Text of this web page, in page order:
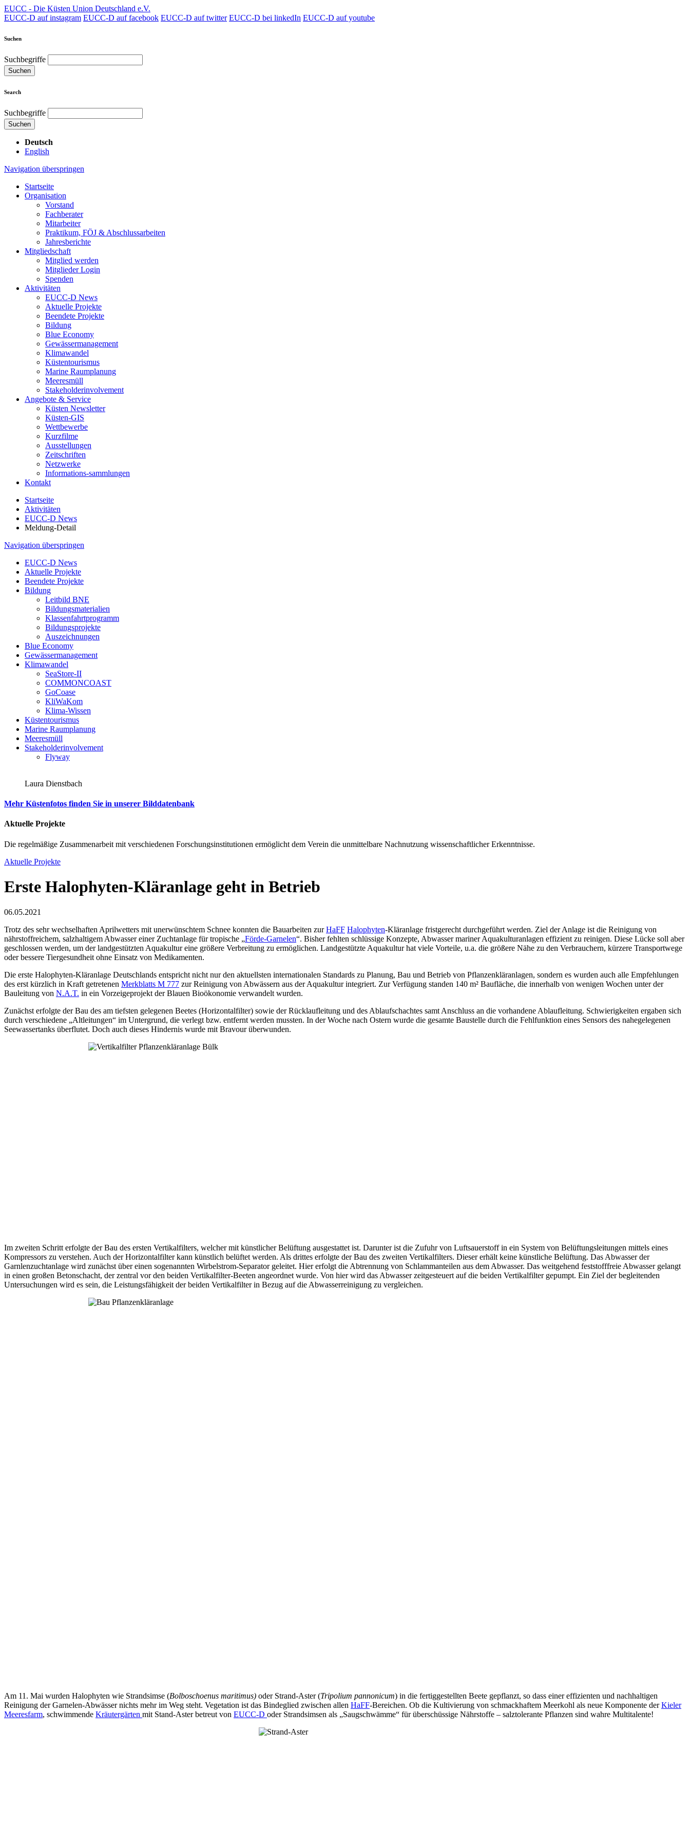
EUCC - Die Küsten Union Deutschland e.V.
EUCC-D auf instagram EUCC-D auf facebook EUCC-D auf twitter EUCC-D bei linkedIn EUCC-D auf youtube
Suchen
Suchbegriffe
Suchen
Search
Suchbegriffe
Suchen
Deutsch
English
Navigation überspringen
Startseite
Organisation
Vorstand
Fachberater
Mitarbeiter
Praktikum, FÖJ & Abschlussarbeiten
Jahresberichte
Mitgliedschaft
Mitglied werden
Mitglieder Login
Spenden
Aktivitäten
EUCC-D News
Aktuelle Projekte
Beendete Projekte
Bildung
Blue Economy
Gewässermanagement
Klimawandel
Küstentourismus
Marine Raumplanung
Meeresmüll
Stakeholderinvolvement
Angebote & Service
Küsten Newsletter
Küsten-GIS
Wettbewerbe
Kurzfilme
Ausstellungen
Zeitschriften
Netzwerke
Informations-sammlungen
Kontakt
Startseite
Aktivitäten
EUCC-D News
Meldung-Detail
Navigation überspringen
EUCC-D News
Aktuelle Projekte
Beendete Projekte
Bildung
Leitbild BNE
Bildungsmaterialien
Klassenfahrtprogramm
Bildungsprojekte
Auszeichnungen
Blue Economy
Gewässermanagement
Klimawandel
SeaStore-II
COMMONCOAST
GoCoase
KliWaKom
Klima-Wissen
Küstentourismus
Marine Raumplanung
Meeresmüll
Stakeholderinvolvement
Flyway
Laura Dienstbach
Mehr Küstenfotos finden Sie in unserer Bilddatenbank
Aktuelle Projekte
Die regelmäßige Zusammenarbeit mit verschiedenen Forschungsinstitutionen ermöglicht dem Verein die unmittelbare Nachnutzung wissenschaftlicher Erkenntnisse.
Aktuelle Projekte
Erste Halophyten-Kläranlage geht in Betrieb
06.05.2021
Trotz des sehr wechselhaften Aprilwetters mit unerwünschtem Schnee konnten die Bauarbeiten zurHaFF Halophyten-Kläranlage fristgerecht durchgeführt werden. Ziel der Anlage ist die Reinigung von
nährstoffreichem, salzhaltigem Abwasser einer Zuchtanlage für tropische „Förde-Garnelen“. Bisher fehlten schlüssige Konzepte, Abwasser mariner Aquakulturanlagen effizient zu reinigen. Diese Lücke soll aber
geschlossen werden, um der landgestützten Aquakultur eine größere Verbreitung zu ermöglichen. Landgestützte Aquakultur hat viele Vorteile, u.a. die größere Nähe zu den Verbrauchern, kürzere Transportwege
oder bessere Tiergesundheit ohne Einsatz von Medikamenten.
Die erste Halophyten-Kläranlage Deutschlands entspricht nicht nur den aktuellsten internationalen Standards zu Planung, Bau und Betrieb von Pflanzenkläranlagen, sondern es wurden auch alle Empfehlungen
des erst kürzlich in Kraft getretenen Merkblatts M 777 zur Reinigung von Abwässern aus der Aquakultur integriert. Zur Verfügung standen 140 m² Baufläche, die innerhalb von wenigen Wochen unter der
Bauleitung von N.A.T. in ein Vorzeigeprojekt der Blauen Bioökonomie verwandelt wurden.
Zunächst erfolgte der Bau des am tiefsten gelegenen Beetes (Horizontalfilter) sowie der Rücklaufleitung und des Ablaufschachtes samt Anschluss an die vorhandene Ablaufleitung. Schwierigkeiten ergaben sich
durch verschiedene „Altleitungen“ im Untergrund, die verlegt bzw. entfernt werden mussten. In der Woche nach Ostern wurde die gesamte Baustelle durch die Fehlfunktion eines Sensors des nahegelegenen
Seewassertanks überflutet. Doch auch dieses Hindernis wurde mit Bravour überwunden.
Im zweiten Schritt erfolgte der Bau des ersten Vertikalfilters, welcher mit künstlicher Belüftung ausgestattet ist. Darunter ist die Zufuhr von Luftsauerstoff in ein System von Belüftungsleitungen mittels eines
Kompressors zu verstehen. Auch der Horizontalfilter kann künstlich belüftet werden. Als drittes erfolgte der Bau des zweiten Vertikalfilters. Dieser erhält keine künstliche Belüftung. Das Abwasser der
Garnlenzuchtanlage wird zunächst über einen sogenannten Wirbelstrom-Separator geleitet. Hier erfolgt die Abtrennung von Schlammanteilen aus dem Abwasser. Das weitgehend feststofffreie Abwasser gelangt
in einen großen Betonschacht, der zentral vor den beiden Vertikalfilter-Beeten angeordnet wurde. Von hier wird das Abwasser zeitgesteuert auf die beiden Vertikalfilter gepumpt. Ein Ziel der begleitenden
Untersuchungen wird es sein, die Leistungsfähigkeit der beiden Vertikalfilter in Bezug auf die Abwasserreinigung zu vergleichen.
Am 11. Mai wurden Halophyten wie Strandsimse (Bolboschoenus maritimus) oder Strand-Aster (Tripolium pannonicum) in die fertiggestellten Beete gepflanzt, so dass einer effizienten und nachhaltigen
Reinigung der Garnelen-Abwässer nichts mehr im Weg steht. Vegetation ist das Bindeglied zwischen allen HaFF-Bereichen. Ob die Kultivierung von schmackhaftem Meerkohl als neue Komponente derKieler
Meeresfarm, schwimmende Kräutergärten mit Stand-Aster betreut von EUCC-D oder Strandsimsen als „Saugschwämme“ für überschüssige Nährstoffe – salztolerante Pflanzen sind wahre Multitalente!